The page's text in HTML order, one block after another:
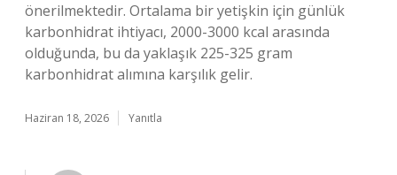
önerilmektedir. Ortalama bir yetişkin için günlük
karbonhidrat ihtiyacı, 2000-3000 kcal arasında
olduğunda, bu da yaklaşık 225-325 gram
karbonhidrat alımına karşılık gelir.
Haziran 18, 2026 Yanıtla